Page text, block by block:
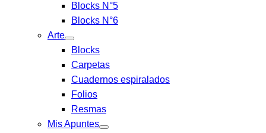
Blocks N°5
Blocks N°6
Arte
Blocks
Carpetas
Cuadernos espiralados
Folios
Resmas
Mis Apuntes